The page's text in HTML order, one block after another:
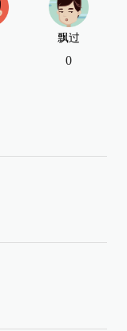
飘过
0